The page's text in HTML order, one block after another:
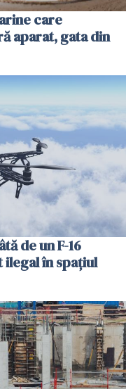
care
aparat, gata din
de un F-16
ilegal în spațiul